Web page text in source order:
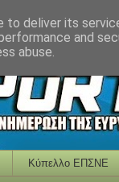
Κύπελλο ΕΠΣΝΕ
deliver its
and
abuse.